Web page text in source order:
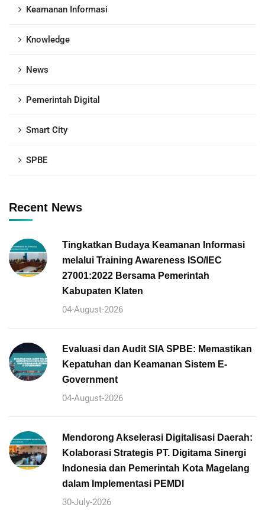
Keamanan Informasi
Knowledge
News
Pemerintah Digital
Smart City
SPBE
Recent News
Tingkatkan Budaya Keamanan Informasi
melalui Training Awareness ISO/IEC
27001:2022 Bersama Pemerintah
Kabupaten Klaten
04-August-2026
Evaluasi dan Audit SIA SPBE: Memastikan
Kepatuhan dan Keamanan Sistem E-
Government
04-August-2026
Mendorong Akselerasi Digitalisasi Daerah:
Kolaborasi Strategis PT. Digitama Sinergi
Indonesia dan Pemerintah Kota Magelang
dalam Implementasi PEMDI
30-July-2026